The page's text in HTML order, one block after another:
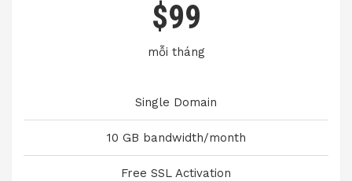
$99
mỗi tháng
Single Domain
10 GB bandwidth/month
Free SSL Activation